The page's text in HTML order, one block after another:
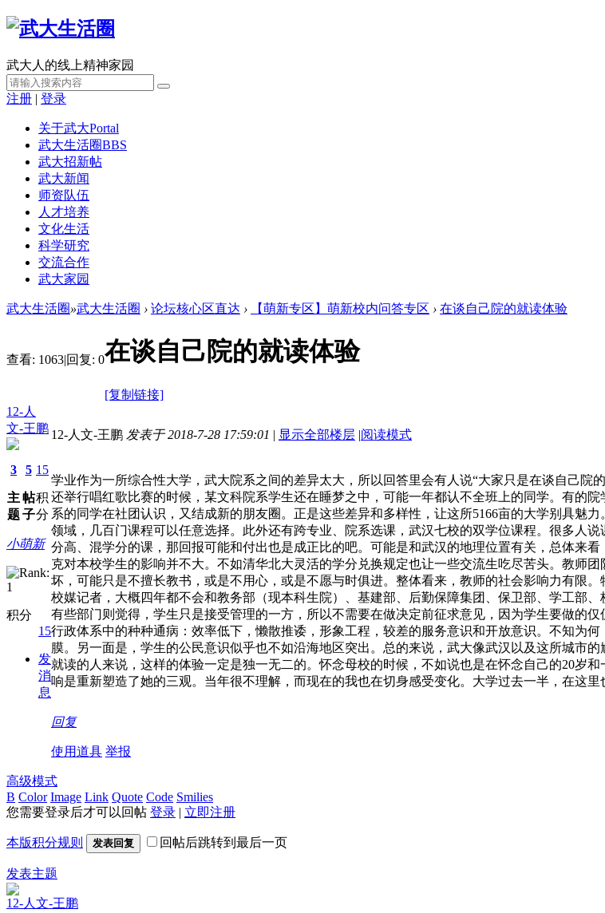
武大人的线上精神家园
注册 | 登录
关于武大Portal
武大生活圈BBS
武大招新帖
武大新闻
师资队伍
人才培养
文化生活
科学研究
交流合作
武大家园
武大生活圈»武大生活圈 › 论坛核心区直达 › 【萌新专区】萌新校内问答专区 › 在谈自己院的就读体验
查看: 1063|回复: 0在谈自己院的就读体验
[复制链接]
12-人
文-王鹏
3
主
题
5
帖
子
15
积
分
小萌新
积分
15
发
消
息
12-人文-王鹏 发表于 2018-7-28 17:59:01 | 显示全部楼层 |阅读模式
学业作为一所综合性大学，武大院系之间的差异太大，所以回答里会有人说“大家只是在谈自己
还举行唱红歌比赛的时候，某文科院系学生还在睡梦之中，可能一年都认不全班上的同学。有的
系的同学在社团认识，又结成新的朋友圈。正是这些差异和多样性，让这所5166亩的大学别具魅
领域，几百门课程可以任意选择。此外还有跨专业、院系选课，武汉七校的双学位课程。很多人
分高、混学分的课，那回报可能和付出也是成正比的吧。可能是和武汉的地理位置有关，总体来
克对本校学生的影响并不大。不如清华北大灵活的学分兑换规定也让一些交流生吃尽苦头。教师
坏，可能只是不擅长教书，或是不用心，或是不愿与时俱进。整体看来，教师的社会影响力有限
校媒记者，大概四年都不会和教务部（现本科生院）、基建部、后勤保障集团、保卫部、学工部
有些部门则觉得，学生只是接受管理的一方，所以不需要在做决定前征求意见，因为学生要做的
行政体系中的种种通病：效率低下，懒散推诿，形象工程，较差的服务意识和开放意识。不知为
膜。另一面是，学生的公民意识似乎也不如沿海地区突出。总的来说，武大像武汉以及这所城市
就读的人来说，这样的体验一定是独一无二的。怀念母校的时候，不如说也是在怀念自己的20岁
响是重新塑造了她的三观。当年很不理解，而现在的我也在切身感受变化。大学过去一半，在这里
回复
使用道具 举报
高级模式
B Color Image Link Quote Code Smilies
您需要登录后才可以回帖 登录 | 立即注册
本版积分规则 发表回复 回帖后跳转到最后一页
发表主题
12-人文-王鹏